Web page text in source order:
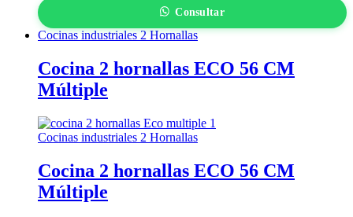
Consultar
Cocinas industriales 2 Hornallas
Cocina 2 hornallas ECO 56 CM
Múltiple
Cocinas industriales 2 Hornallas
Cocina 2 hornallas ECO 56 CM
Múltiple